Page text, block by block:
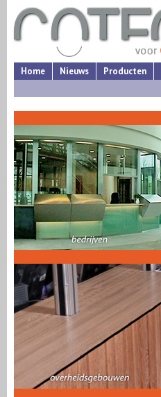
Home Nieuws Producten